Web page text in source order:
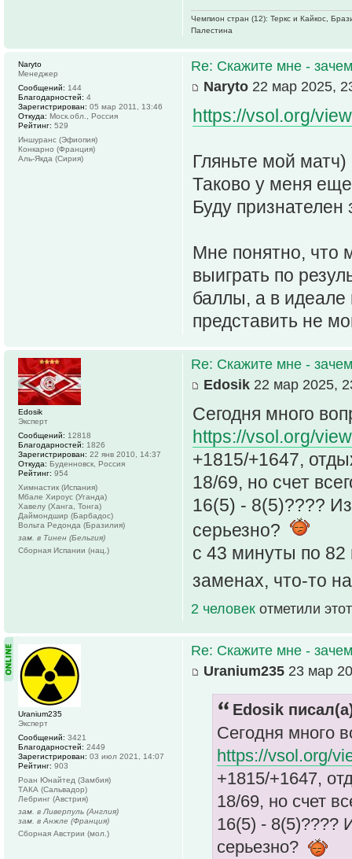
Чемпион стран (12): Теркс и Кайкос,
Палестина
Re: Скажите мне -
Naryto 22 мар 2025,
https://vsol.org/
Гляньте мой матч)
Таково у меня
Буду
Мне понятно, что
выиграть по
баллы, а в идеале
представить не
Naryto
Менеджер
Сообщений: 144
Благодарностей: 4
Зарегистрирован: 05 мар 2011, 13:46
Откуда: Моск.обл., Россия
Рейтинг: 529
Иншуранс (Эфиопия)
Конкарно (Франция)
Аль-Якда (Сирия)
Re: Скажите мне -
Edosik 22 мар 2025,
Сегодня много
https://vsol.org/
+1815/+1647,
18/69, но счет
16(5) - 8(5)????
серьезно?
с 43 минуты по 82
заменах, что-то
2 человек отметили
Edosik
Эксперт
Сообщений: 12818
Благодарностей: 1826
Зарегистрирован: 22 янв 2010, 14:37
Откуда: Буденновск, Россия
Рейтинг: 954
Химнастик (Испания)
Мбале Хироус (Уганда)
Хавелу (Ханга, Тонга)
Даймондшир (Барбадос)
Вольта Редонда (Бразилия)
зам. в Тинен (Бельгия)
Сборная Испании (нац.)
Re: Скажите мне -
Uranium235 23 мар
Edosik
Сегодня много
https://vsol.org/
+1815/+1647,
18/69, но счет
16(5) - 8(5)????
серьезно?
Uranium235
Эксперт
Сообщений: 3421
Благодарностей: 2449
Зарегистрирован: 03 июл 2021, 14:07
Рейтинг: 903
Роан Юнайтед (Замбия)
ТАКА (Сальвадор)
Лебринг (Австрия)
зам. в Ливерпуль (Англия)
зам. в Анжле (Франция)
Сборная Австрии (мол.)